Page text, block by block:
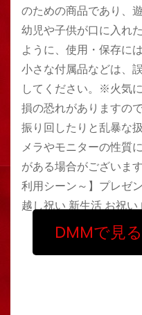
のための商品であり、
幼児や子供が口に入れ
ように、使用・保存に
小さな付属品などは、
してください。※火気
損の恐れがありますの
振り回したりと乱暴な
メラやモニターの性質
がある場合がございま
利用シーン～】プレゼ
越し祝い 新生活 お祝い
DMMで見る